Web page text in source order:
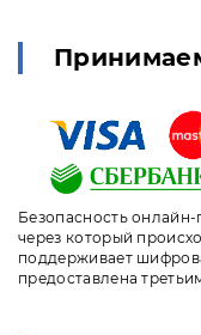
Безопасность
через который
поддерживает
предоставлена